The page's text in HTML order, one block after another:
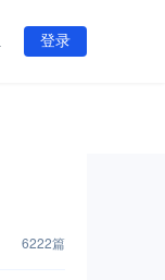
登录
6222篇